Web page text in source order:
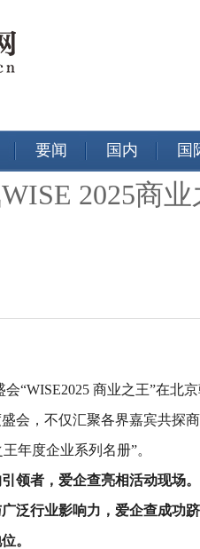
要闻 国内 国
2025商
会“WISE2025 商业之王”在北
会，不仅汇聚各界嘉宾共探
年度企业系列名册”。
领者，爱企查亮相活动现场
泛行业影响力，爱企查成功
。